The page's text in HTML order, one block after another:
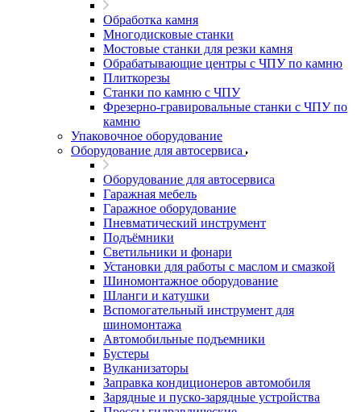
Обработка камня
Многодисковые станки
Мостовые станки для резки камня
Обрабатывающие центры с ЧПУ по камню
Плиткорезы
Станки по камню с ЧПУ
Фрезерно-гравировальные станки с ЧПУ по
камню
Упаковочное оборудование
Оборудование для автосервиса
Оборудование для автосервиса
Гаражная мебель
Гаражное оборудование
Пневматический инструмент
Подъёмники
Светильники и фонари
Установки для работы с маслом и смазкой
Шиномонтажное оборудование
Шланги и катушки
Вспомогательный инструмент для
шиномонтажа
Автомобильные подъемники
Бустеры
Вулканизаторы
Заправка кондиционеров автомобиля
Зарядные и пуско-зарядные устройства